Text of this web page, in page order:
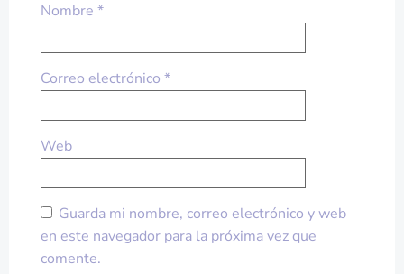
Nombre *
Correo electrónico *
Web
Guarda mi nombre, correo electrónico y web
en este navegador para la próxima vez que
comente.